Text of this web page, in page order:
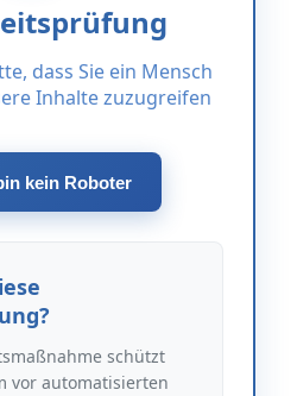
dass Sie ein Mensch
Inhalte zuzugreifen
kein Roboter
schützt
vor automatisierten